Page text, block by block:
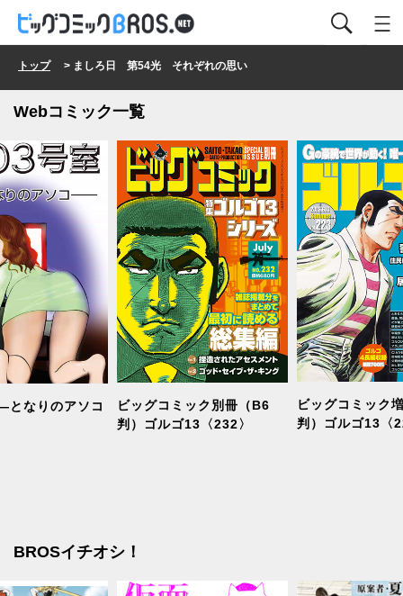
トップ> ましろ日 第54光 それぞれの思い
Webコミック一覧
なりのアソコ
ビッグコミック別冊（B6
判）ゴルゴ13〈232〉
ビッグコミック
判）ゴルゴ13〈
BROSイチオシ！